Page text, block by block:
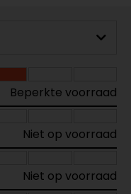
Beperkte voorraad
Niet op voorraad
Niet op voorraad